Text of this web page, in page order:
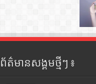
ព័ត៌មានសង្គមថ្មីៗ ៖